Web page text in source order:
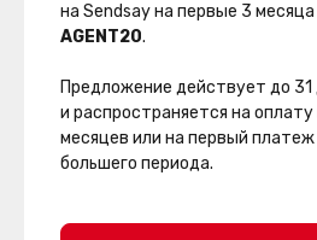
на Sendsay на первые 3
AGENT20.
Предложение действует до 31
и распространяется на
месяцев или на первый
большего периода.